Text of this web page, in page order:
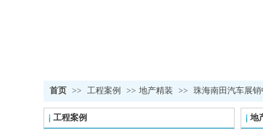
首页 >> 工程案例 >> 地产精装 >> 珠海南田汽车展销
工程案例 地